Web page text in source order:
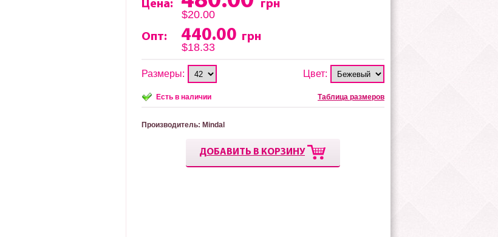
Цена:
грн
$20.00
Опт:
440.00 грн
$18.33
Размеры: Цвет:
Есть в наличии Таблица размеров
Производитель: Mindal
ДОБАВИТЬ В КОРЗИНУ